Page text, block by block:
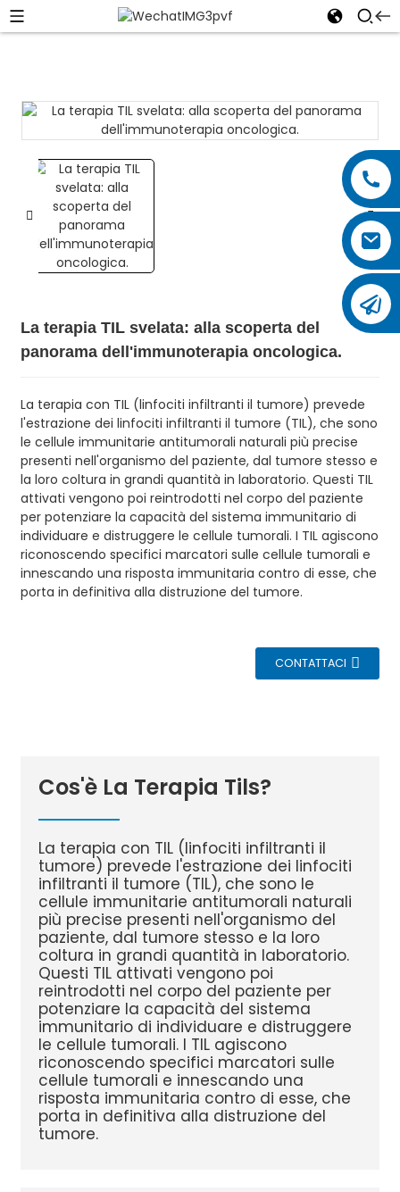
La terapia TIL svelata: alla scoperta del
panorama dell'immunoterapia oncologica.
La terapia con TIL (linfociti infiltranti il ​​tumore) prevede
l'estrazione dei linfociti infiltranti il ​​tumore (TIL), che sono
le cellule immunitarie antitumorali naturali più precise
presenti nell'organismo del paziente, dal tumore stesso e
la loro coltura in grandi quantità in laboratorio. Questi TIL
attivati ​​vengono poi reintrodotti nel corpo del paziente
per potenziare la capacità del sistema immunitario di
individuare e distruggere le cellule tumorali. I TIL agiscono
riconoscendo specifici marcatori sulle cellule tumorali e
innescando una risposta immunitaria contro di esse, che
porta in definitiva alla distruzione del tumore.
CONTATTACI
Cos'è La Terapia Tils?
La terapia con TIL (linfociti infiltranti il ​​
tumore) prevede l'estrazione dei linfociti
infiltranti il ​​tumore (TIL), che sono le
cellule immunitarie antitumorali naturali
più precise presenti nell'organismo del
paziente, dal tumore stesso e la loro
coltura in grandi quantità in laboratorio.
Questi TIL attivati ​​vengono poi
reintrodotti nel corpo del paziente per
potenziare la capacità del sistema
immunitario di individuare e distruggere
le cellule tumorali. I TIL agiscono
riconoscendo specifici marcatori sulle
cellule tumorali e innescando una
risposta immunitaria contro di esse, che
porta in definitiva alla distruzione del
tumore.